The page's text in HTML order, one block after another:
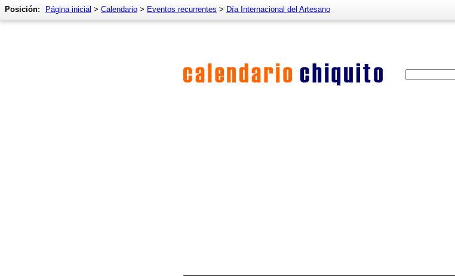
Posición: Página inicial > Calendario > Eventos recurrentes > Día Internacional del Artesano